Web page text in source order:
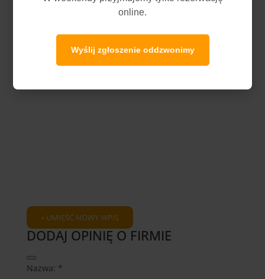
DODAJ OPINIĘ O FIRMIE
Hide
this
Nazwa: *
online.
Wyślij zgłoszenie oddzwonimy